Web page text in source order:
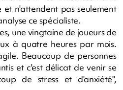
n'attendent pas seulement
ce spécialiste.
une vingtaine de joueurs de
à quatre heures par mois.
Beaucoup de personnes
et c'est délicat de venir se
de stress et d'anxiété",